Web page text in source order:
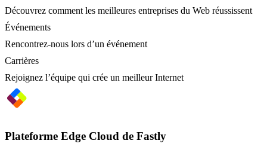
Découvrez comment les meilleures entreprises du Web réussissent
Événements
Rencontrez-nous lors d’un événement
Carrières
Rejoignez l’équipe qui crée un meilleur Internet
Plateforme Edge Cloud de Fastly